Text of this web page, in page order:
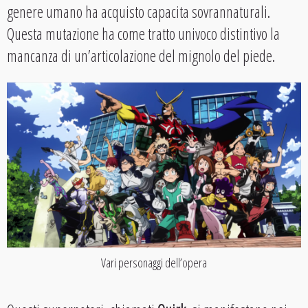
genere umano ha acquisto capacita sovrannaturali.
Questa mutazione ha come tratto univoco distintivo la
mancanza di un’articolazione del mignolo del piede.
Vari personaggi dell’opera